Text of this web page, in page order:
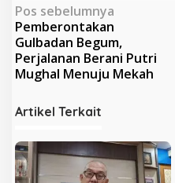
N
a
v
i
g
a
s
i
Pos sebelumnya
Pemberontakan
Gulbadan Begum,
Perjalanan Berani Putri
Mughal Menuju Mekah
Artikel Terkait